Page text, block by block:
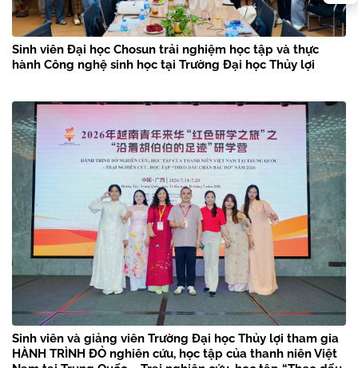
Sinh viên Đại học Chosun trải nghiệm học tập và thực
hành Công nghệ sinh học tại Trường Đại học Thủy lợi
Sinh viên và giảng viên Trường Đại học Thủy lợi tham gia
HÀNH TRÌNH ĐỎ nghiên cứu, học tập của thanh niên Việt